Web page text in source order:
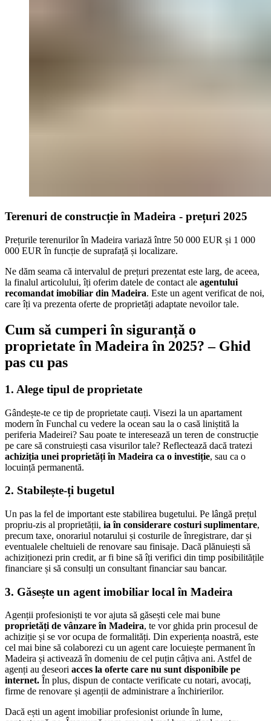
Terenuri de construcție în Madeira - prețuri 2025
Prețurile terenurilor în Madeira variază între 50 000 EUR și 1 000
000 EUR în funcție de suprafață și localizare.
Ne dăm seama că intervalul de prețuri prezentat este larg, de aceea,
la finalul articolului, îți oferim datele de contact ale agentului
recomandat imobiliar din Madeira. Este un agent verificat de noi,
care îți va prezenta oferte de proprietăți adaptate nevoilor tale.
Cum să cumperi în siguranță o
proprietate în Madeira în 2025? – Ghid
pas cu pas
1. Alege tipul de proprietate
Gândește-te ce tip de proprietate cauți. Visezi la un apartament
modern în Funchal cu vedere la ocean sau la o casă liniștită la
periferia Madeirei? Sau poate te interesează un teren de construcție
pe care să construiești casa visurilor tale? Reflectează dacă tratezi
achiziția unei proprietăți în Madeira ca o investiție, sau ca o
locuință permanentă.
2. Stabilește-ți bugetul
Un pas la fel de important este stabilirea bugetului. Pe lângă prețul
propriu-zis al proprietății, ia în considerare costuri suplimentare,
precum taxe, onorariul notarului și costurile de înregistrare, dar și
eventualele cheltuieli de renovare sau finisaje. Dacă plănuiești să
achiziționezi prin credit, ar fi bine să îți verifici din timp posibilitățile
financiare și să consulți un consultant financiar sau bancar.
3. Găsește un agent imobiliar local în Madeira
Agenții profesioniști te vor ajuta să găsești cele mai bune
proprietăți de vânzare în Madeira, te vor ghida prin procesul de
achiziție și se vor ocupa de formalități. Din experiența noastră, este
cel mai bine să colaborezi cu un agent care locuiește permanent în
Madeira și activează în domeniu de cel puțin câțiva ani. Astfel de
agenți au deseori acces la oferte care nu sunt disponibile pe
internet. În plus, dispun de contacte verificate cu notari, avocați,
firme de renovare și agenții de administrare a închirierilor.
Dacă ești un agent imobiliar profesionist oriunde în lume,